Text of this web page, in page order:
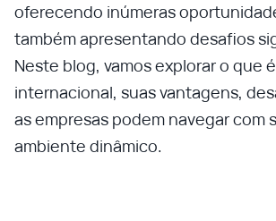
oferecendo inúmeras
também apresentando desafios
Neste blog, vamos explorar o que
internacional, suas vantagens,
as empresas podem navegar com
ambiente dinâmico.